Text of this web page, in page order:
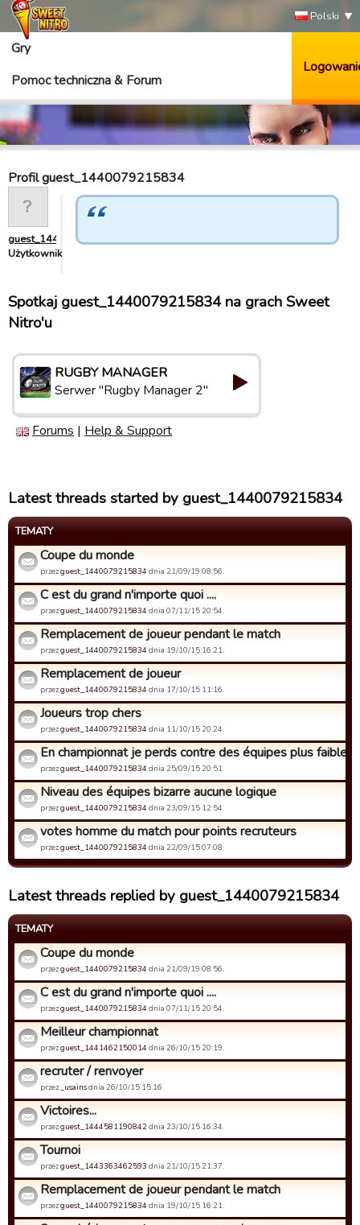
Polski
Gry
Pomoc techniczna & Forum
Profil guest_1440079215834
guest_1440079215834
Użytkownik
Spotkaj guest_1440079215834 na grach Sweet
Nitro'u
RUGBY MANAGER
Serwer "Rugby Manager 2"
Forums | Help & Support
Latest threads started by guest_1440079215834
TEMATY
Coupe du monde
przezguest_1440079215834 dnia 21/09/19 08:56.
C est du grand n'importe quoi ....
przezguest_1440079215834 dnia 07/11/15 20:54.
Remplacement de joueur pendant le match
przezguest_1440079215834 dnia 19/10/15 16:21.
Remplacement de joueur
przezguest_1440079215834 dnia 17/10/15 11:16.
Joueurs trop chers
przezguest_1440079215834 dnia 11/10/15 20:24.
En championnat je perds contre des équipes plus faibles
przezguest_1440079215834 dnia 25/09/15 20:51.
Niveau des équipes bizarre aucune logique
przezguest_1440079215834 dnia 23/09/15 12:54.
votes homme du match pour points recruteurs
przezguest_1440079215834 dnia 22/09/15 07:08.
Latest threads replied by guest_1440079215834
TEMATY
Coupe du monde
przezguest_1440079215834 dnia 21/09/19 08:56.
C est du grand n'importe quoi ....
przezguest_1440079215834 dnia 07/11/15 20:54.
Meilleur championnat
przezguest_1441462150014 dnia 26/10/15 20:19.
recruter / renvoyer
przez _usainsdnia 26/10/15 15:16.
Victoires...
przezguest_1444581190842dnia 23/10/15 16:34.
Tournoi
przezguest_1443363462593 dnia 21/10/15 21:37.
Remplacement de joueur pendant le match
przezguest_1440079215834 dnia 19/10/15 16:21.